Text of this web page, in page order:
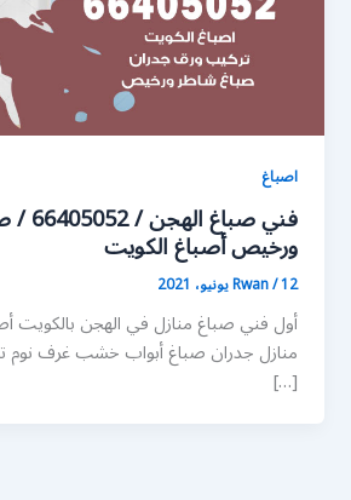
اصباغ
فني
ورخيص أصباغ الكويت
Rwan/12 يونيو، 2021
أول فني صباغ منازل في الهجن بالكويت
منازل جدران صباغ أبواب خشب غرف نوم
[…]